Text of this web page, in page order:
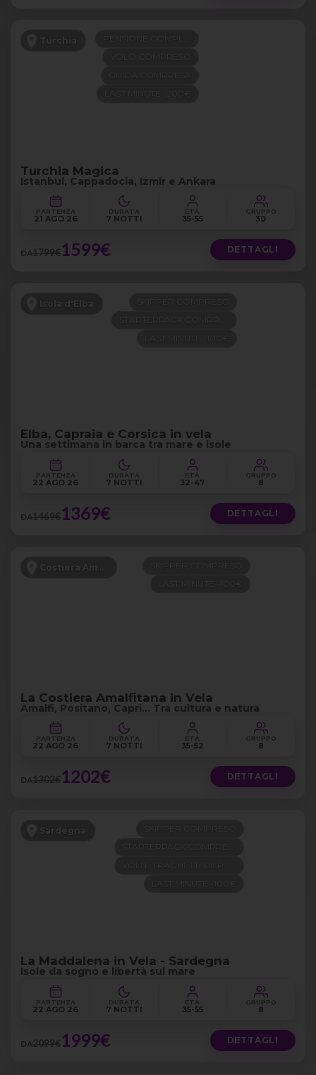
Turchia
Turchia Magica
Istanbul, Cappadocia, Izmir e Ankara
PARTENZA
21 AGO 26
DURATA
7 NOTTI
ETÀ
35-55
GRUPPO
30
DA1799€1599€ DETTAGLI
Isola d'Elba
Elba, Capraia e Corsica in vela
Una settimana in barca tra mare e isole
PARTENZA
22 AGO 26
DURATA
7 NOTTI
ETÀ
32-47
GRUPPO
8
DA1469€1369€ DETTAGLI
Costiera Amalfitana
La Costiera Amalfitana in Vela
Amalfi, Positano, Capri… Tra cultura e natura
PARTENZA
22 AGO 26
DURATA
7 NOTTI
ETÀ
35-52
GRUPPO
8
DA1302€1202€ DETTAGLI
Sardegna
La Maddalena in Vela - Sardegna
Isole da sogno e libertà sul mare
PARTENZA
22 AGO 26
DURATA
7 NOTTI
ETÀ
35-55
GRUPPO
8
DA2099€1999€ DETTAGLI